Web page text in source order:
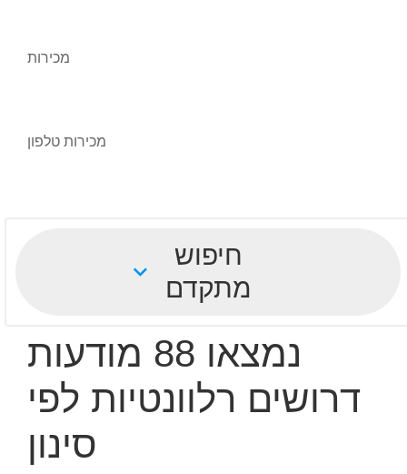
מכירות
מכירות טלפון
חיפוש
מתקדם
נמצאו 88 מודעות
דרושים רלוונטיות לפי
סינון